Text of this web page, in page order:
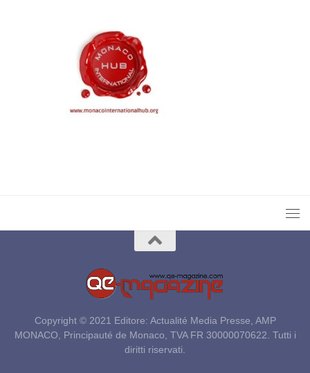
Copyright © 2021 Editore: Actualité Media Presse, AMP
MONACO, Principauté de Monaco, TVA FR 30000070622. Tutti i
diritti riservati.